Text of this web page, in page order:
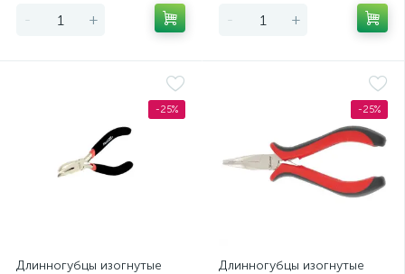
- + - +
-25%
Длинногубцы изогнутые
-25%
Длинногубцы изогнутые